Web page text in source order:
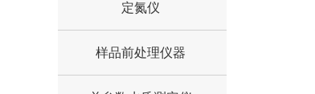
定氮仪
样品前处理仪器